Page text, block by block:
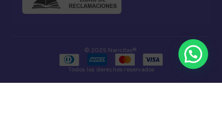
© 2025 Naricitas®.
Todos los derechos reservados